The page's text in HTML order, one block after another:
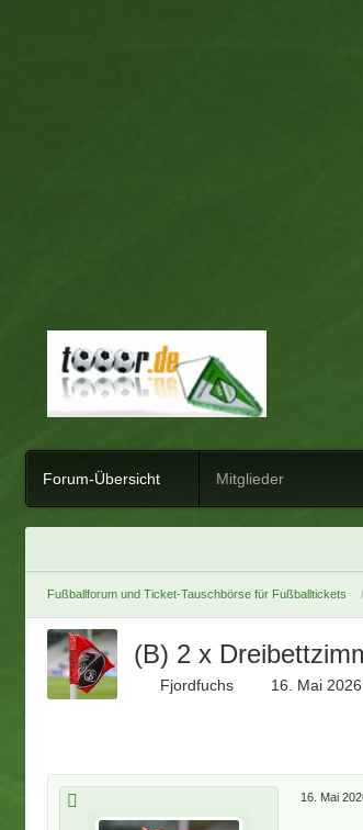
Forum-Übersicht Mitglieder
Fußballforum und Ticket-Tauschbörse für Fußballtickets
(B) 2 x
Fjordfuchs 16. Mai
16. Mai